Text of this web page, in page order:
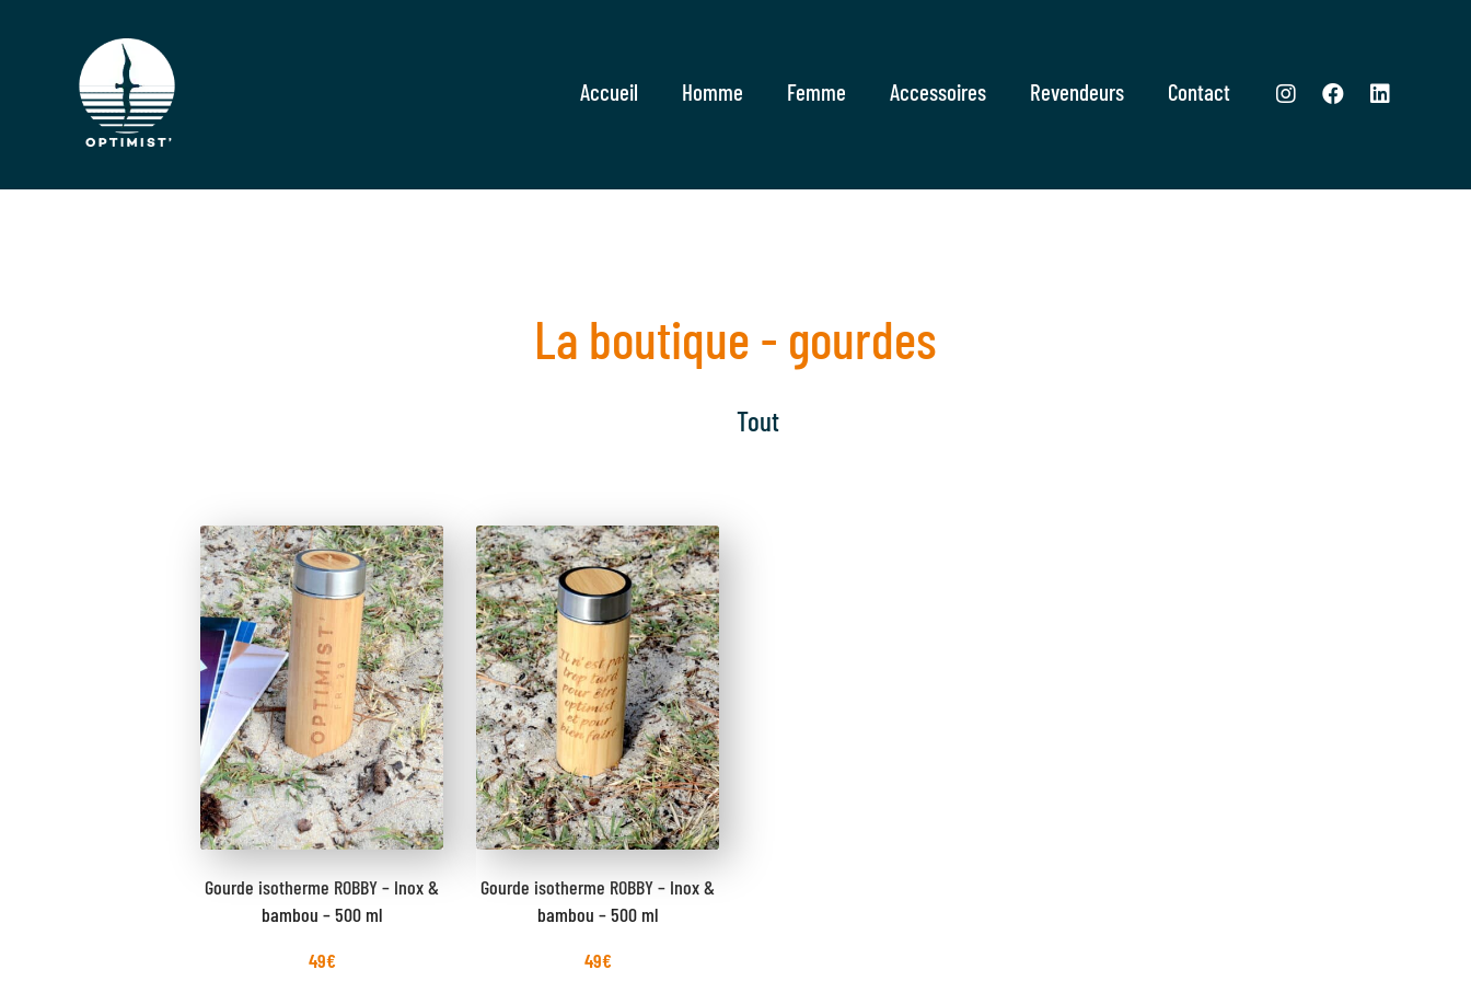
Accueil Homme Femme Accessoires Revendeurs Contact
La boutique - gourdes
Tout
Gourde isotherme ROBBY – Inox &
bambou – 500 ml
49€
Gourde isotherme ROBBY – Inox &
bambou – 500 ml
49€